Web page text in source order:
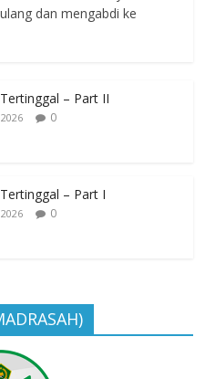
dan mengabdi ke
– Part II
0
– Part I
0